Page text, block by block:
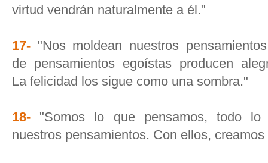
virtud vendrán naturalmente a él."
17- "Nos moldean nuestros
de pensamientos egoístas producen
La felicidad los sigue como una sombra."
18- "Somos lo que pensamos, todo
nuestros pensamientos. Con ellos,